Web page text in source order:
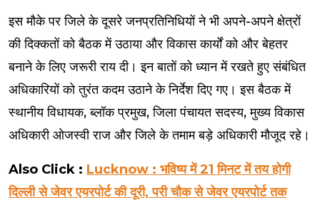
इस मौके पर जिले के दूसरे जनप्रतिनिधियों ने भी अपने-अपने क्षेत्रों
की दिक्कतों को बैठक में उठाया और विकास कार्यों को और बेहतर
बनाने के लिए जरूरी राय दी। इन बातों को ध्यान में रखते हुए संबंधित
अधिकारियों को तुरंत कदम उठाने के निर्देश दिए गए। इस बैठक में
स्थानीय विधायक, ब्लॉक प्रमुख, जिला पंचायत सदस्य, मुख्य विकास
अधिकारी ओजस्वी राज और जिले के तमाम बड़े अधिकारी मौजूद रहे।
Also Click : Lucknow : भविष्य में 21 मिनट में तय होगी
दिल्ली से जेवर एयरपोर्ट की दूरी, परी चौक से जेवर एयरपोर्ट तक